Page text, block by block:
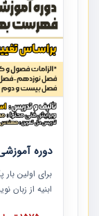
توصیه می کنیم
دوره
برای اولین
ابنیه از
ردیف ها و